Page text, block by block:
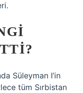
Süleyman I’in
tüm Sırbistan